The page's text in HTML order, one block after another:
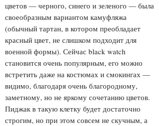
цветов — черного, синего и зеленого — была
своеобразным вариантом камуфляжа
(обычный тартан, в котором преобладает
красный цвет, не слишком подходит для
военной формы). Сейчас black watch
становится очень популярным, его можно
встретить даже на костюмах и смокингах —
видимо, благодаря очень благородному,
заметному, но не яркому сочетанию цветов.
Пиджак в такую клетку будет достаточно
строгим, но при этом совсем не скучным, а